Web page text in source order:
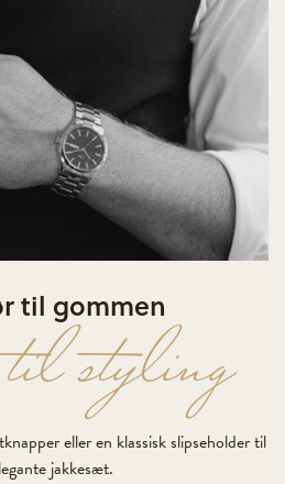
til gommen
styling
eller en klassisk slipseholder til
jakkesæt.